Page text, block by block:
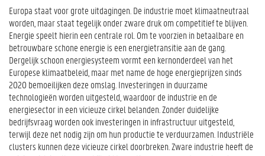
Europa staat voor grote uitdagingen. De industrie moet klimaatneutraal
worden, maar staat tegelijk onder zware druk om competitief te blijven.
Energie speelt hierin een centrale rol. Om te voorzien in betaalbare en
betrouwbare schone energie is een energietransitie aan de gang.
Dergelijk schoon energiesysteem vormt een kernonderdeel van het
Europese klimaatbeleid, maar met name de hoge energieprijzen sinds
2020 bemoeilijken deze omslag. Investeringen in duurzame
technologieën worden uitgesteld, waardoor de industrie en de
energiesector in een vicieuze cirkel belanden. Zonder duidelijke
bedrijfsvraag worden ook investeringen in infrastructuur uitgesteld,
terwijl deze net nodig zijn om hun productie te verduurzamen. Industriële
clusters kunnen deze vicieuze cirkel doorbreken. Zware industrie heeft de